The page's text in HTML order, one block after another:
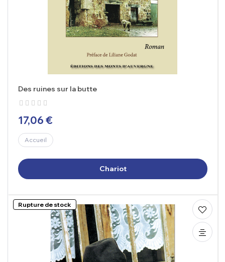
Des ruines sur la butte
17,06 €
Accueil
Chariot
Rupture de stock